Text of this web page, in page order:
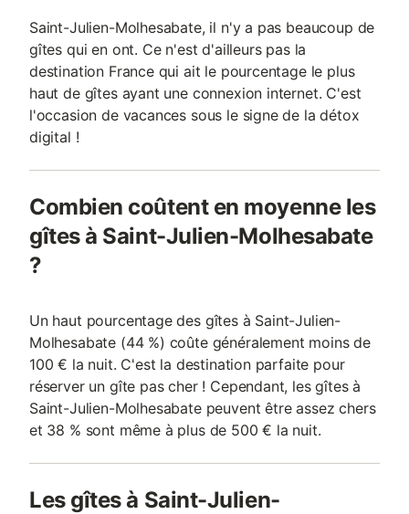
Saint-Julien-Molhesabate, il n'y a pas beaucoup de
gîtes qui en ont. Ce n'est d'ailleurs pas la
destination France qui ait le pourcentage le plus
haut de gîtes ayant une connexion internet. C'est
l'occasion de vacances sous le signe de la détox
digital !
Combien coûtent en moyenne les
gîtes à Saint-Julien-Molhesabate
?
Un haut pourcentage des gîtes à Saint-Julien-
Molhesabate (44 %) coûte généralement moins de
100 € la nuit. C'est la destination parfaite pour
réserver un gîte pas cher ! Cependant, les gîtes à
Saint-Julien-Molhesabate peuvent être assez chers
et 38 % sont même à plus de 500 € la nuit.
Les gîtes à Saint-Julien-